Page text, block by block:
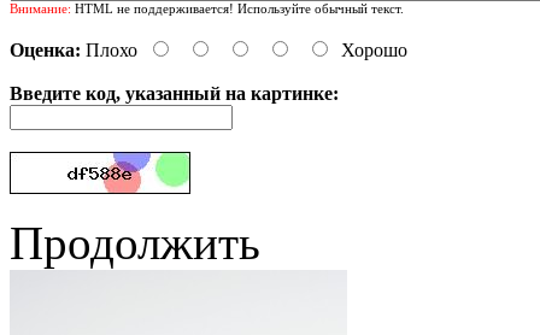
Внимание: HTML не поддерживается! Используйте обычный текст.
Оценка: Плохо Хорошо
Введите код, указанный на картинке:
Продолжить